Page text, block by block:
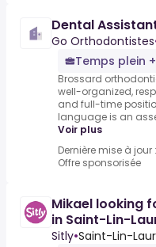
Dental
Go Orthodontistes
Temps plein
Brossard
well-organized,
and full-time
language is an
Voir plus
Dernière mise à
Offre sponsorisée
Mikael looking
in Saint-Lin-
Sitly•Saint-Lin-